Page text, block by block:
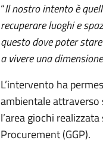
“Il nostro intento è
recuperare luoghi e
questo dove poter
a vivere una
L’intervento ha
ambientale attraverso
l’area giochi
Procurement (GGP).